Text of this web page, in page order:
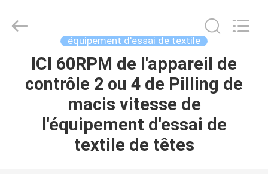
MAISON
PRODUITS
INSTRUMENT
équipement d'essai de textile
ICI 60RPM de l'appareil de
contrôle 2 ou 4 de Pilling de
macis vitesse de
l'équipement d'essai de
textile de têtes